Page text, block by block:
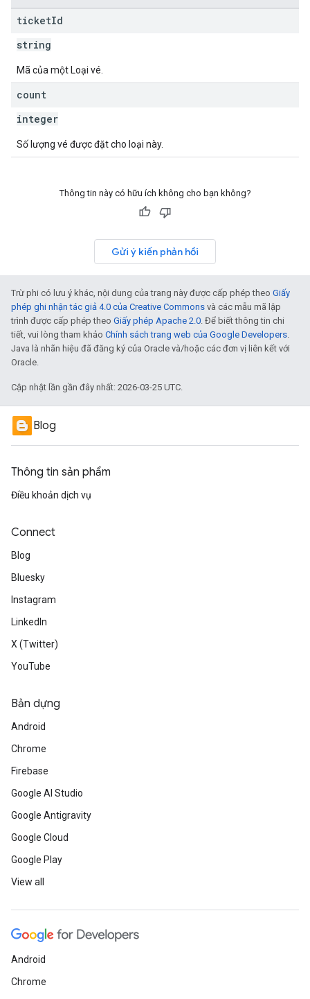
ticketId
string
Mã của một Loại vé.
count
integer
Số lượng vé được đặt cho loại này.
Thông tin này có hữu ích không cho bạn không?
Gửi ý kiến phản hồi
Trừ phi có lưu ý khác, nội dung của trang này được cấp phép theo Giấy
phép ghi nhận tác giả 4.0 của Creative Commons và các mẫu mã lập
trình được cấp phép theo Giấy phép Apache 2.0. Để biết thông tin chi
tiết, vui lòng tham khảo Chính sách trang web của Google Developers.
Java là nhãn hiệu đã đăng ký của Oracle và/hoặc các đơn vị liên kết với
Oracle.
Cập nhật lần gần đây nhất: 2026-03-25 UTC.
Blog
Thông tin sản phẩm
Điều khoản dịch vụ
Connect
Blog
Bluesky
Instagram
LinkedIn
X (Twitter)
YouTube
Bản dựng
Android
Chrome
Firebase
Google AI Studio
Google Antigravity
Google Cloud
Google Play
View all
Android
Chrome